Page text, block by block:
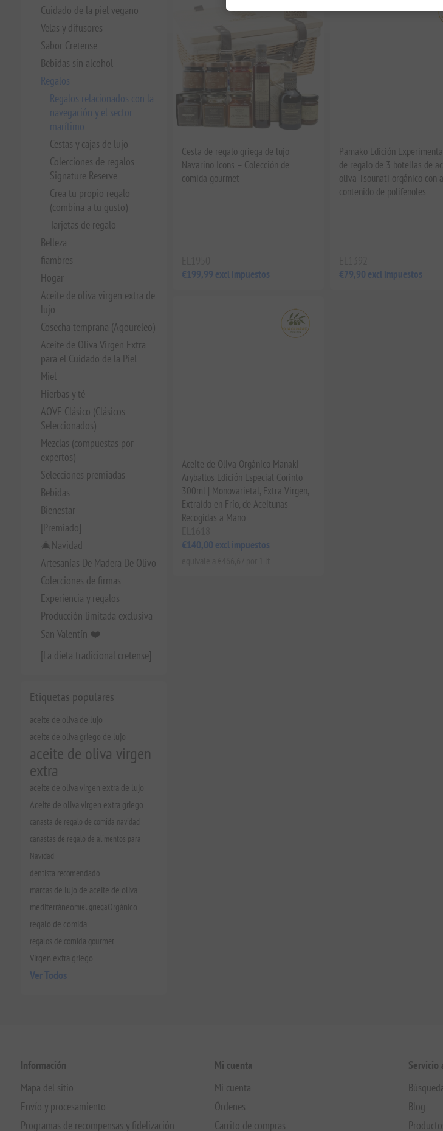
Cuidado de la piel vegano
Velas y difusores
Sabor Cretense
Bebidas sin alcohol
Regalos
Regalos relacionados con la
navegación y el sector
marítimo
Cestas y cajas de lujo
Colecciones de regalos
Signature Reserve
Crea tu propio regalo
(combina a tu gusto)
Tarjetas de regalo
Belleza
fiambres
Hogar
Aceite de oliva virgen extra de
lujo
Cosecha temprana (Agoureleo)
Aceite de Oliva Virgen Extra
para el Cuidado de la Piel
Miel
Hierbas y té
AOVE Clásico (Clásicos
Seleccionados)
Mezclas (compuestas por
expertos)
Selecciones premiadas
Bebidas
Bienestar
[Premiado]
🎄Navidad
Artesanías De Madera De Olivo
Colecciones de firmas
Experiencia y regalos
Producción limitada exclusiva
San Valentín ❤️
[La dieta tradicional cretense]
Etiquetas populares
aceite de oliva de lujo
aceite de oliva griego de lujo
aceite de oliva virgen
extra
aceite de oliva virgen extra de lujo
Aceite de oliva virgen extra griego
canasta de regalo de comida navidad
canastas de regalo de alimentos para
Navidad
dentista recomendado
marcas de lujo de aceite de oliva
mediterráneomiel griegaOrgánico
regalo de comida
regalos de comida gourmet
Virgen extra griego
Ver Todos
Cesta de regalo griega de lujo
Navarino Icons – Colección de
comida gourmet
€199,99 excl impuestos
Pamako Edición
de regalo de 3 botellas de
oliva Tsounati orgánico con
contenido de polifenoles
€79,90 excl impuestos
Aceite de Oliva Orgánico Manaki
Aryballos Edición Especial Corinto
300ml | Monovarietal, Extra Virgen,
Extraído en Frío, de Aceitunas
Recogidas a Mano
€140,00 excl impuestos
Información
Mapa del sitio
Envío y procesamiento
Programas de recompensas y fidelización
Mi cuenta
Mi cuenta
Órdenes
Carrito de compras
Servicio
Blog